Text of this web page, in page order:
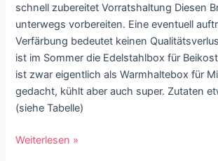
schnell zubereitet Vorratshaltung Diesen
unterwegs vorbereiten. Eine eventuell
Verfärbung bedeutet keinen
ist im Sommer die Edelstahlbox für
ist zwar eigentlich als Warmhaltebox für
gedacht, kühlt aber auch super. Zutaten
(siehe Tabelle)
Weiterlesen »